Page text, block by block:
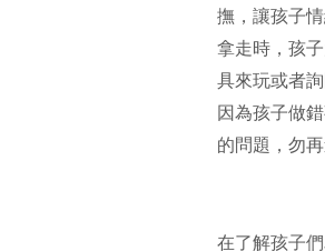
撫，讓孩子
拿走時，孩
具來玩或者
因為孩子做
的問題，勿
在了解孩子